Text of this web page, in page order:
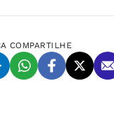
COMPARTILHE